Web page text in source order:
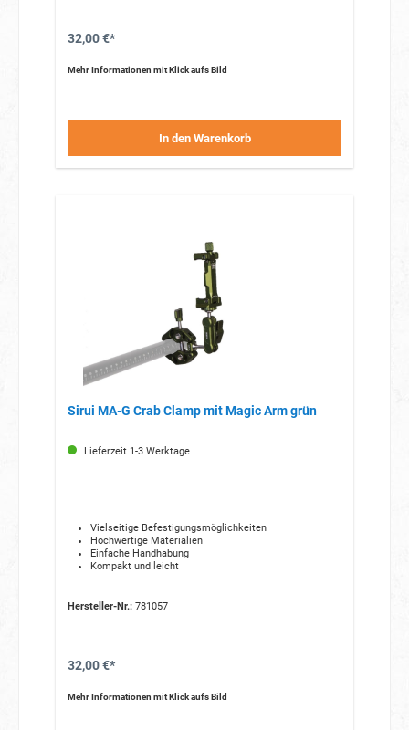
32,00 €*
Mehr Informationen mit Klick aufs Bild
In den Warenkorb
Sirui MA-G Crab Clamp mit Magic Arm grün
Lieferzeit 1-3 Werktage
Vielseitige Befestigungsmöglichkeiten
Hochwertige Materialien
Einfache Handhabung
Kompakt und leicht
Hersteller-Nr.:781057
32,00 €*
Mehr Informationen mit Klick aufs Bild